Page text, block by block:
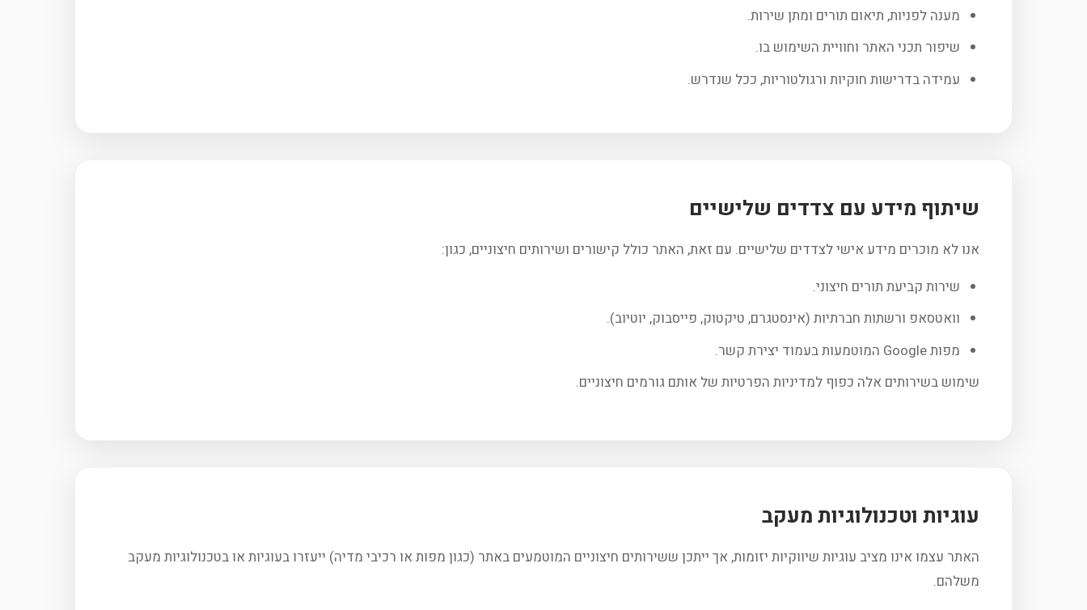
מענה לפניות, תיאום תורים ומתן שירות.
שיפור תכני האתר וחוויית השימוש בו.
עמידה בדרישות חוקיות ורגולטוריות, ככל שנדרש.
שיתוף מידע עם צדדים שלישיים
אנו לא מוכרים מידע אישי לצדדים שלישיים. עם זאת, האתר כולל קישורים ושירותים חיצוניים, כגון:
שירות קביעת תורים חיצוני.
וואטסאפ ורשתות חברתיות (אינסטגרם, טיקטוק, פייסבוק, יוטיוב).
מפות Google המוטמעות בעמוד יצירת קשר.
שימוש בשירותים אלה כפוף למדיניות הפרטיות של אותם גורמים חיצוניים.
עוגיות וטכנולוגיות מעקב
האתר עצמו אינו מציב עוגיות שיווקיות יזומות, אך ייתכן ששירותים חיצוניים המוטמעים באתר (כגון מפות או רכיבי מדיה) ייעזרו בעוגיות או בטכנולוגיות מעקב
משלהם.